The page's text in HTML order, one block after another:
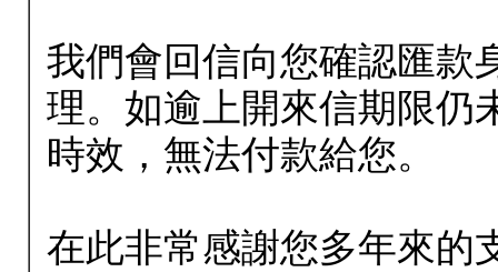
我們會回信向您確認匯款
理。如逾上開來信期限仍
時效，無法付款給您。
在此非常感謝您多年來的